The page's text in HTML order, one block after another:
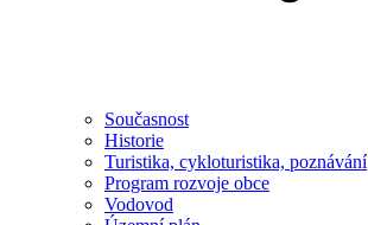
Současnost
Historie
Turistika, cykloturistika, poznávání
Program rozvoje obce
Vodovod